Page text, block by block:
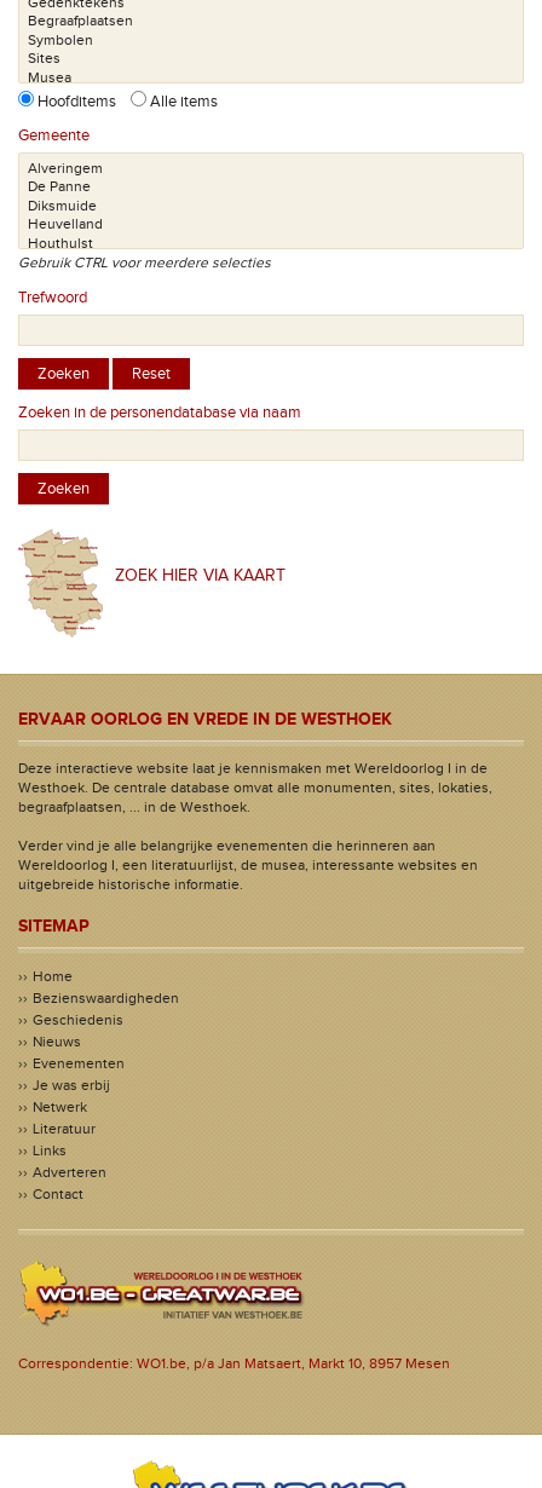
Hoofditems
Alle items
Gemeente
Gebruik CTRL voor meerdere selecties
Trefwoord
Zoeken in de personendatabase via naam
ZOEK HIER VIA KAART
ERVAAR OORLOG EN VREDE IN DE WESTHOEK
Deze interactieve website laat je kennismaken met Wereldoorlog I in de
Westhoek. De centrale database omvat alle monumenten, sites, lokaties,
begraafplaatsen, ... in de Westhoek.
Verder vind je alle belangrijke evenementen die herinneren aan
Wereldoorlog I, een literatuurlijst, de musea, interessante websites en
uitgebreide historische informatie.
SITEMAP
Home
Bezienswaardigheden
Geschiedenis
Nieuws
Evenementen
Je was erbij
Netwerk
Literatuur
Links
Adverteren
Contact
Correspondentie: WO1.be, p/a Jan Matsaert, Markt 10, 8957 Mesen